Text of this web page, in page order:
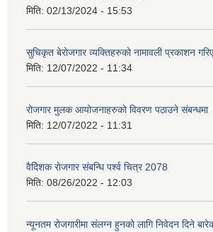
मिति: 02/13/2024 - 15:53
सुचिकृत बेरोजगार व्यक्तिहरुको नामावली प्रकाशन
मिति: 12/07/2022 - 11:34
रोजगार मुलक आयोजनाहरुको विवरण पठाउने संबन्धमा
मिति: 12/07/2022 - 11:31
वैदेिशक राेजगार संबन्धि पर्श्व चित्र 2078
मिति: 08/26/2022 - 12:03
न्यूनतम रोजगारीमा संलग्न हुनको लागि निवेदन दिने